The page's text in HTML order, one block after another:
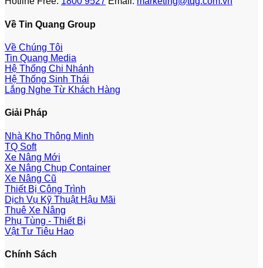
Về Tin Quang Group
Về Chúng Tôi
Tin Quang Media
Hệ Thống Chi Nhánh
Hệ Thống Sinh Thái
Lắng Nghe Từ Khách Hàng
Giải Pháp
Nhà Kho Thông Minh
TQ Soft
Xe Nâng Mới
Xe Nâng Chụp Container
Xe Nâng Cũ
Thiết Bị Công Trình
Dịch Vụ Kỹ Thuật Hậu Mãi
Thuê Xe Nâng
Phụ Tùng - Thiết Bị
Vật Tư Tiêu Hao
Chính Sách